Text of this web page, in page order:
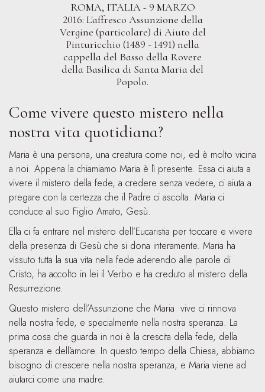
ROMA, ITALIA - 9 MARZO
2016: L'affresco Assunzione della
Vergine (particolare) di Aiuto del
Pinturicchio (1489 - 1491) nella
cappella del Basso della Rovere
della Basilica di Santa Maria del
Popolo.
Come vivere questo mistero nella
nostra vita quotidiana?
Maria è una persona, una creatura come noi, ed è molto vicina
a noi. Appena la chiamiamo Maria è lì presente. Essa ci aiuta a
vivere il mistero della fede, a credere senza vedere, ci aiuta a
pregare con la certezza che il Padre ci ascolta. Maria ci
conduce al suo Figlio Amato, Gesù.
Ella ci fa entrare nel mistero dell’Eucaristia per toccare e vivere
della presenza di Gesù che si dona interamente. Maria ha
vissuto tutta la sua vita nella fede aderendo alle parole di
Cristo, ha accolto in lei il Verbo e ha creduto al mistero della
Resurrezione.
Questo mistero dell’Assunzione che Maria vive ci rinnova
nella nostra fede, e specialmente nella nostra speranza. La
prima cosa che guarda in noi è la crescita della fede, della
speranza e dell’amore. In questo tempo della Chiesa, abbiamo
bisogno di crescere nella nostra speranza, e Maria viene ad
aiutarci come una madre.